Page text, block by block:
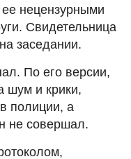
нецензурными
Свидетельница
заседании.
По его версии,
шум и крики,
полиции, а
не совершал.